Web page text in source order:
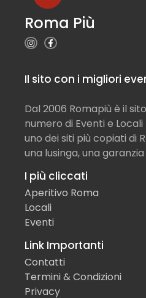
Roma Più
Il sito con i migliori
Dal 2006 Romapiù è il
numero di Eventi e
uno dei siti più copiati di
una lusinga, una
I più cliccati
Aperitivo Roma
Locali
Eventi
Link Importanti
Contatti
Termini & Condizioni
Privacy